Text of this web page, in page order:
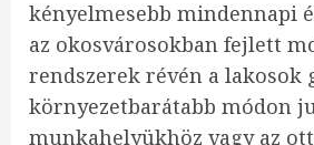
kényelmesebb mindennapi
az okosvárosokban fejlett
rendszerek révén a lakosok
környezetbarátabb módon
munkahelyükhöz vagy az